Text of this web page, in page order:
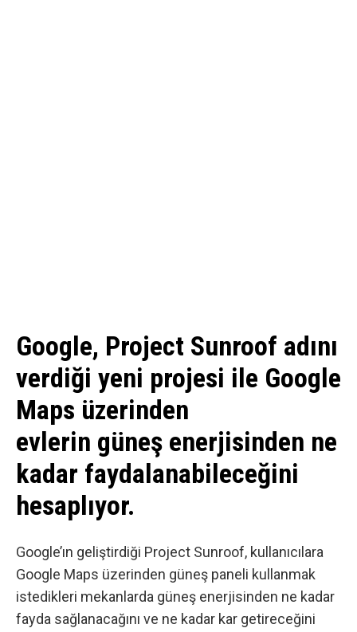
Google, Project Sunroof adını
verdiği yeni projesi ile Google
Maps üzerinden
evlerin güneş enerjisinden ne
kadar faydalanabileceğini
hesaplıyor.
Google’ın geliştirdiği Project Sunroof, kullanıcılara
Google Maps üzerinden güneş paneli kullanmak
istedikleri mekanlarda güneş enerjisinden ne kadar
fayda sağlanacağını ve ne kadar kar getireceğini